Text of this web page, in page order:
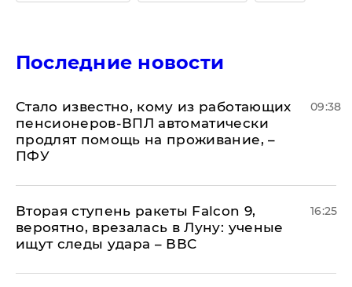
Последние новости
Стало известно, кому из работающих
пенсионеров-ВПЛ автоматически
продлят помощь на проживание, –
ПФУ
09:38
Вторая ступень ракеты Falcon 9,
вероятно, врезалась в Луну: ученые
ищут следы удара – ВВС
16:25